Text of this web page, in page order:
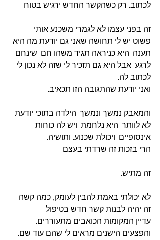
לכתוב. רק כשהקשר החדש ירגיש בטוח.
זה בפני עצמו לא לגמרי משכנע אותי.
פשוט יש לי תחושה שאני גם יודעת מה היא
תענה. היא כניראה תגיד משהו חם. שינחם
לרגע. אבל היא גם תזכיר לי שזה לא נכון לי
לכתוב לה.
ואני יודעת שהתגובה הזו תכאיב.
והמאבק נמשך ונמשך. הילדה בתוכי יודעת
לא לוותר. היא נלחמת. ויש לה כוחות
אינסופיים. ויכולת שכנוע. ותושיה.
הרי בזכות זה שרדתי בעצם.
זה מתיש.
לא יכולתי באמת להבין לעומק, כמה קשה
זה יהיה לבנות קשר חדש בטיפול.
עדיין המקומות הכואבים מתעוררים.
והפצעים הישנים מראים לי שהם עוד שם.